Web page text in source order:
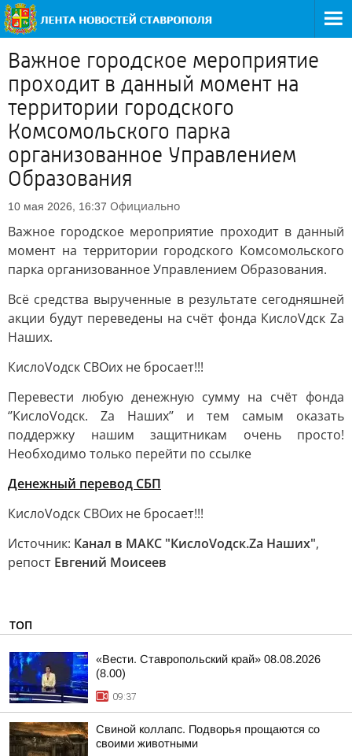
Важное городское мероприятие
проходит в данный момент на
территории городского
Комсомольского парка
организованное Управлением
Образования
10 мая 2026, 16:37 Официально
Важное городское мероприятие проходит в данный
момент на территории городского Комсомольского
парка организованное Управлением Образования.
Всё средства вырученные в результате сегодняшней
акции будут переведены на счёт фонда КислоVдск Zа
Наших.
КислоVодск СВОих не бросает!!!
Перевести любую денежную сумму на счёт фонда
‘’КислоVодск. Za Наших’’ и тем самым оказать
поддержку нашим защитникам очень просто!
Необходимо только перейти по ссылке
Денежный перевод СБП
КислоVодск СВОих не бросает!!!
Источник: Канал в МАКС "КислоVодск.Za Наших",
репост Евгений Моисеев
ТОП
«Вести. Ставропольский край» 08.08.2026
(8.00)
09:37
Свиной коллапс. Подворья прощаются со
своими животными